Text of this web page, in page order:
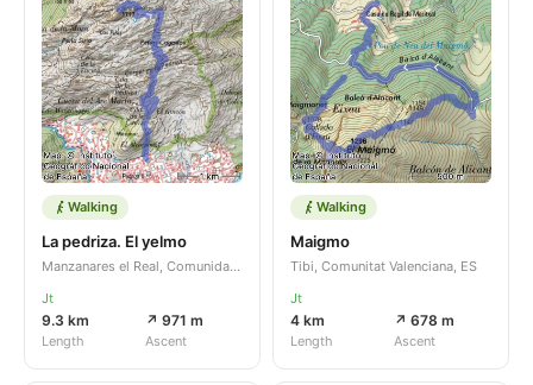
Walking
La pedriza. El yelmo
Manzanares el Real, Comunidad de Madrid, ES
Jt
9.3 km
Length
↗ 971 m
Ascent
Walking
Maigmo
Tibi, Comunitat Valenciana, ES
Jt
4 km
Length
↗ 678 m
Ascent